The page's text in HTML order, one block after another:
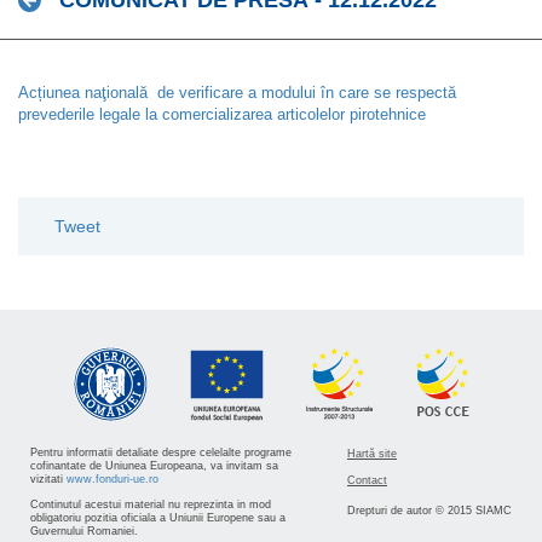
Acțiunea naţională de verificare a modului în care se respectă
prevederile legale la comercializarea articolelor pirotehnice
Tweet
Pentru informatii detaliate despre celelalte programe
cofinantate de Uniunea Europeana, va invitam sa
vizitati www.fonduri-ue.ro
Continutul acestui material nu reprezinta in mod
obligatoriu pozitia oficiala a Uniunii Europene sau a
Guvernului Romaniei.
Hartă site
Contact
Drepturi de autor © 2015 SIAMC